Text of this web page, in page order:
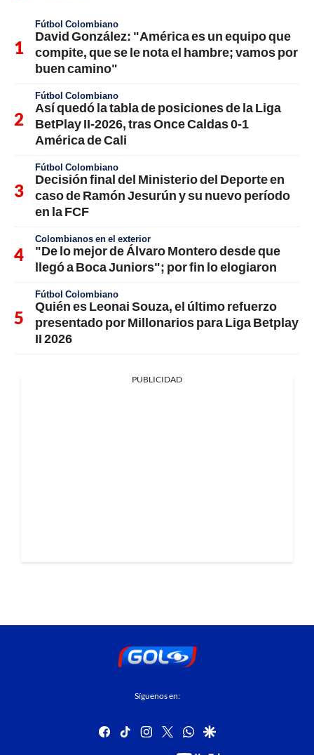
Fútbol Colombiano
David González: "América es un equipo que
compite, que se le nota el hambre; vamos por
buen camino"
Fútbol Colombiano
Así quedó la tabla de posiciones de la Liga
BetPlay II-2026, tras Once Caldas 0-1
América de Cali
Fútbol Colombiano
Decisión final del Ministerio del Deporte en
caso de Ramón Jesurún y su nuevo período
en la FCF
Colombianos en el exterior
"De lo mejor de Álvaro Montero desde que
llegó a Boca Juniors"; por fin lo elogiaron
Fútbol Colombiano
Quién es Leonai Souza, el último refuerzo
presentado por Millonarios para Liga Betplay
II 2026
PUBLICIDAD
Síguenos en:
facebook
tiktok instagram
twitterwhatsapp
google